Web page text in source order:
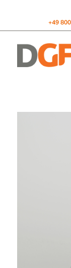
+49